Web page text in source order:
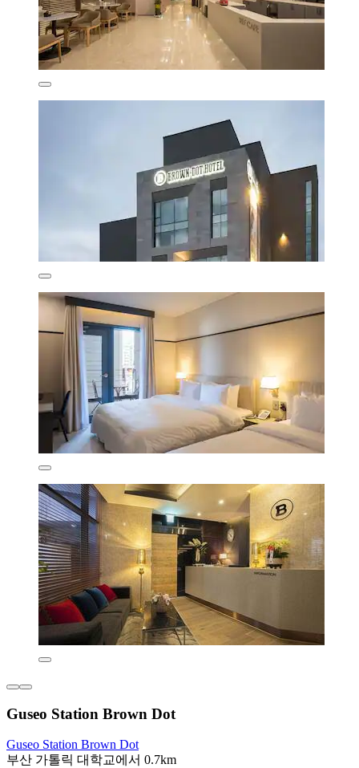
Guseo Station Brown Dot
Guseo Station Brown Dot
부산 가톨릭 대학교에서 0.7km